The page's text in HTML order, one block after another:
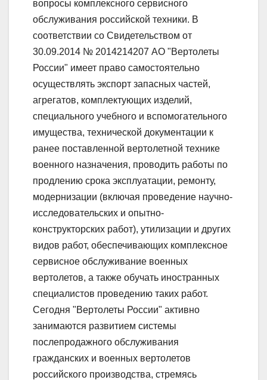
вопросы комплексного сервисного
обслуживания российской техники. В
соответствии со Свидетельством от
30.09.2014 № 2014214207 АО "Вертолеты
России" имеет право самостоятельно
осуществлять экспорт запасных частей,
агрегатов, комплектующих изделий,
специального учебного и вспомогательного
имущества, технической документации к
ранее поставленной вертолетной технике
военного назначения, проводить работы по
продлению срока эксплуатации, ремонту,
модернизации (включая проведение научно-
исследовательских и опытно-
конструкторских работ), утилизации и других
видов работ, обеспечивающих комплексное
сервисное обслуживание военных
вертолетов, а также обучать иностранных
специалистов проведению таких работ.
Сегодня "Вертолеты России" активно
занимаются развитием системы
послепродажного обслуживания
гражданских и военных вертолетов
российского производства, стремясь